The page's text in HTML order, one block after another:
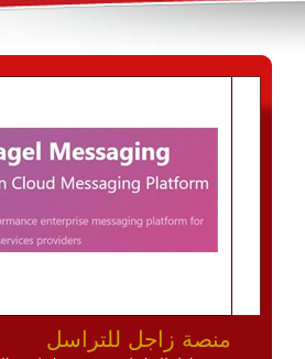
منصة زاجل للتراسل